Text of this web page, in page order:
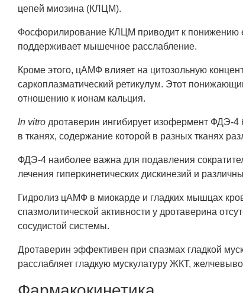
цепей миозина (КЛЦМ).
Фосфорилирование КЛЦМ приводит к понижению
поддерживает мышечное расслабление.
Кроме этого, цАМФ влияет на цитозольную
саркоплазматический ретикулум. Этот
отношению к ионам кальция.
In vitro дротаверин ингибирует изофермент ФДЭ-
в тканях, содержание которой в разных тканях
ФДЭ-4 наиболее важна для подавления
лечения гиперкинетических дискинезий и
Гидролиз цАМФ в миокарде и гладких мышцах
спазмолитической активности у дротаверина
сосудистой системы.
Дротаверин эффективен при спазмах гладкой
расслабляет гладкую мускулатуру ЖКТ,